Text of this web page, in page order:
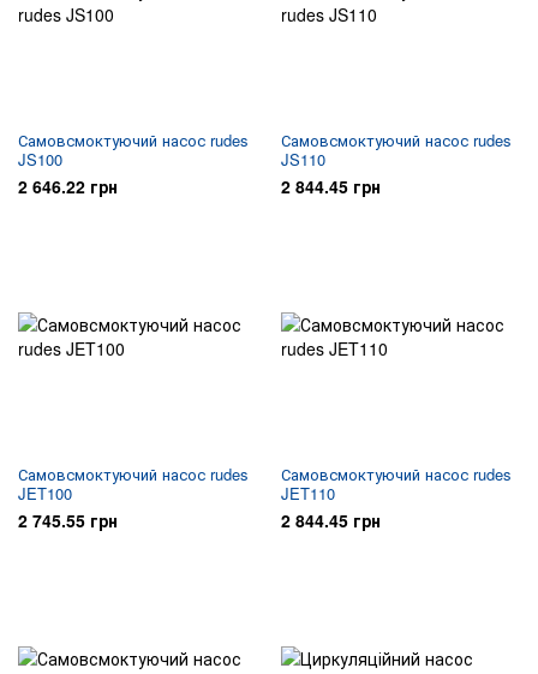
Самовсмоктуючий насос rudes
JS100
2 646.22 грн
Самовсмоктуючий насос rudes
JS110
2 844.45 грн
Самовсмоктуючий насос rudes
JET100
2 745.55 грн
Самовсмоктуючий насос rudes
JET110
2 844.45 грн